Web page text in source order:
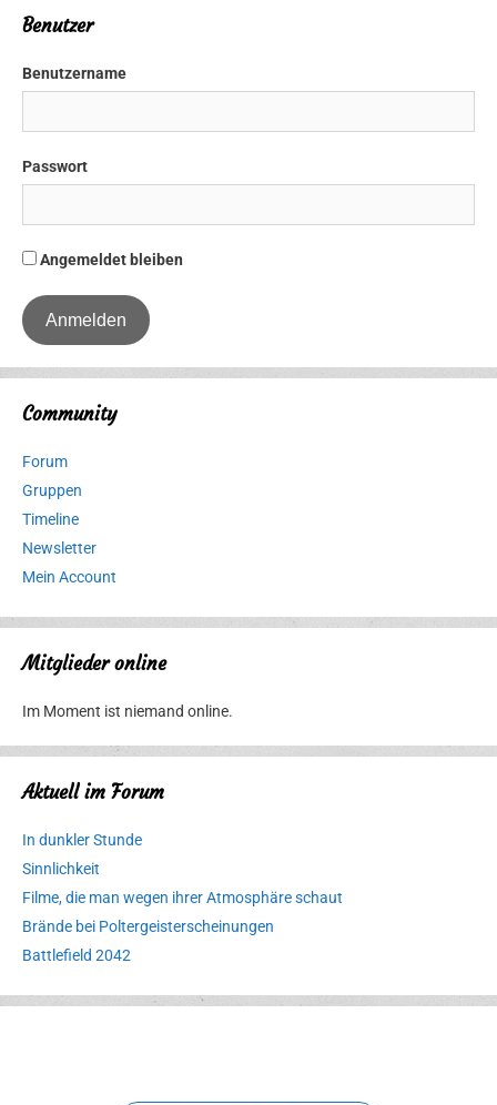
Benutzer
Benutzername
Passwort
Angemeldet bleiben
Community
Forum
Gruppen
Timeline
Newsletter
Mein Account
Mitglieder online
Im Moment ist niemand online.
Aktuell im Forum
In dunkler Stunde
Sinnlichkeit
Filme, die man wegen ihrer Atmosphäre schaut
Brände bei Poltergeisterscheinungen
Battlefield 2042
Erlebnispark
Verbotene